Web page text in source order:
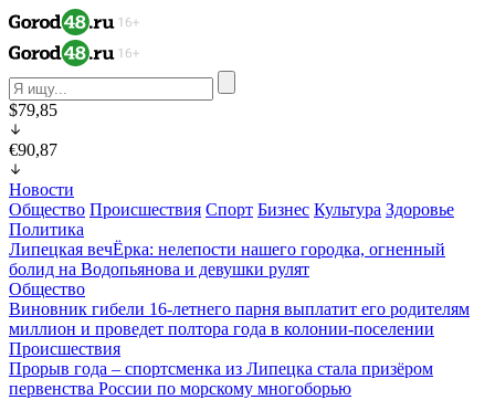
$79,85
€90,87
Новости
Общество Происшествия Спорт Бизнес Культура Здоровье
Политика
Липецкая вечЁрка: нелепости нашего городка, огненный
болид на Водопьянова и девушки рулят
Общество
Виновник гибели 16-летнего парня выплатит его родителям
миллион и проведет полтора года в колонии-поселении
Происшествия
Прорыв года – спортсменка из Липецка стала призёром
первенства России по морскому многоборью